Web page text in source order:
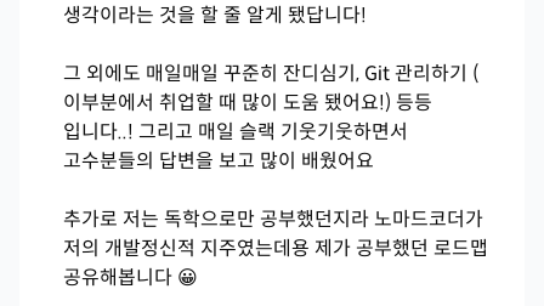
생각이라는 것을 할 줄 알게 됐답니다!
그 외에도 매일매일 꾸준히 잔디심기, Git 관리하기 (
이부분에서 취업할 때 많이 도움 됐어요!) 등등
입니다..! 그리고 매일 슬랙 기웃기웃하면서
고수분들의 답변을 보고 많이 배웠어요
추가로 저는 독학으로만 공부했던지라 노마드코더가
저의 개발정신적 지주였는데용 제가 공부했던 로드맵
공유해봅니다 😀